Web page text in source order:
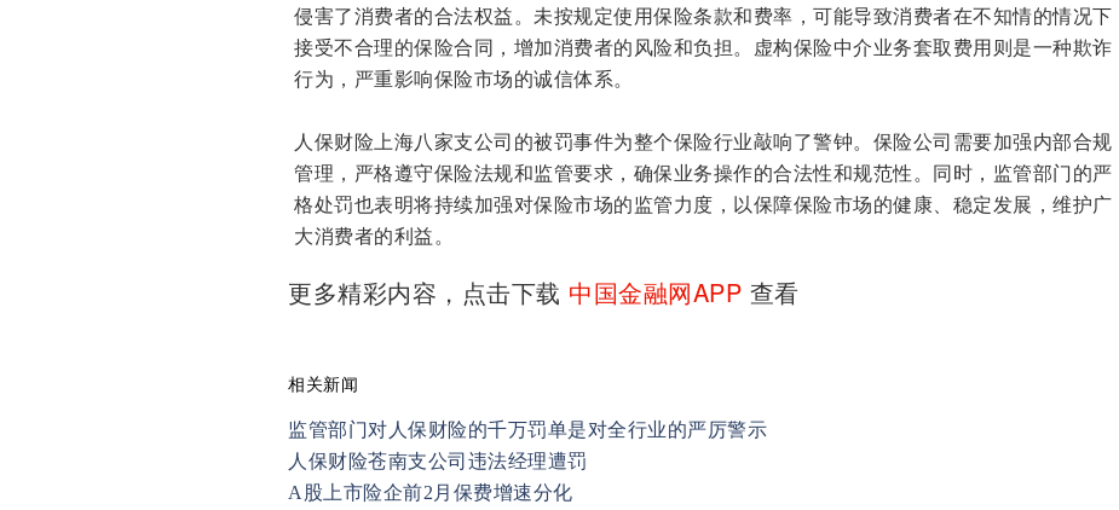
侵害了消费者的合法权益。未按规定使用保险条款和费率，可能导致消费者在不知情的情况下
接受不合理的保险合同，增加消费者的风险和负担。虚构保险中介业务套取费用则是一种欺诈
行为，严重影响保险市场的诚信体系。
人保财险上海八家支公司的被罚事件为整个保险行业敲响了警钟。保险公司需要加强内部合规
管理，严格遵守保险法规和监管要求，确保业务操作的合法性和规范性。同时，监管部门的严
格处罚也表明将持续加强对保险市场的监管力度，以保障保险市场的健康、稳定发展，维护广
大消费者的利益。
更多精彩内容，点击下载 中国金融网APP 查看
相关新闻
监管部门对人保财险的千万罚单是对全行业的严厉警示
人保财险苍南支公司违法经理遭罚
A股上市险企前2月保费增速分化